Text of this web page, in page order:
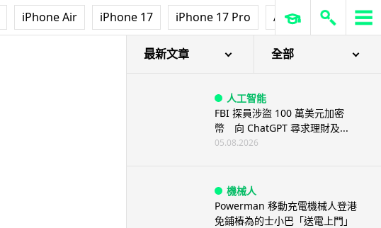
iPhone Air iPhone 17 iPhone 17 Pro AirPods Pro 3
最新文章 全部
人工智能
FBI 探員涉盜 100 萬美元加密
幣 向 ChatGPT 尋求理財及...
05.08.2026
機械人
Powerman 移動充電機械人登港
免鋪樁為的士小巴「送電上門」